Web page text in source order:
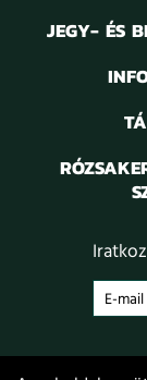
JEGY- ÉS